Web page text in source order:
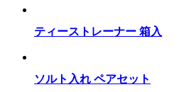
ティーストレーナー 箱入
ソルト入れ ペアセット